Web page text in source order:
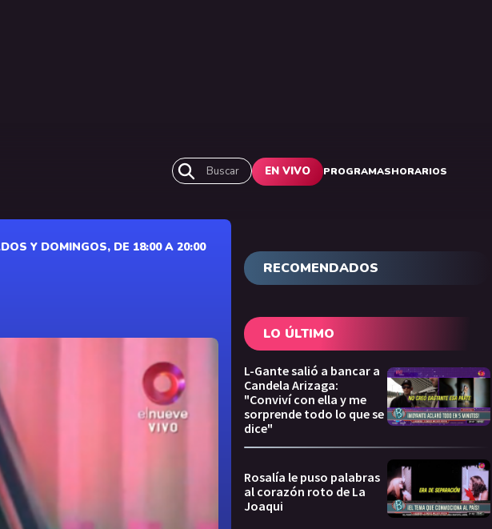
Buscar EN VIVO PROGRAMASHORARIOS
Y DOMINGOS, DE 18:00 A 20:00
RECOMENDADOS
LO ÚLTIMO
L-Gante salió a bancar a
Candela Arizaga:
"Conviví con ella y me
sorprende todo lo que se
dice"
Rosalía le puso palabras
al corazón roto de La
Joaqui